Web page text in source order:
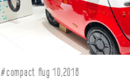
#compact Aug 10,2018